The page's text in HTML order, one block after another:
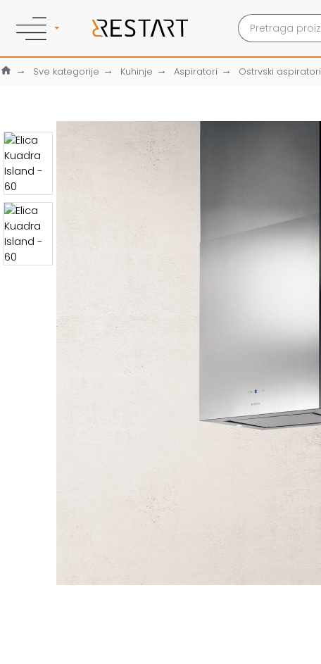
Sve kategorije Kuhinje Aspiratori Ostrvski aspiratori